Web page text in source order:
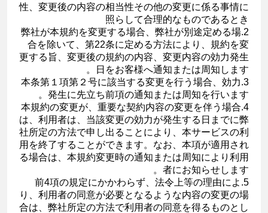
性、変更後の内容の相当性その他の変更に係る事情に
照らして合理的なものであるとき
2.弊社が本規約を変更する場合、弊社が別途定める場
合を除いて、第22条に定める方法により、規約を変
更する旨、変更後の規約の内容、変更内容の効力発生
日をお客様へ通知または周知します。
3.本条第１項第２号に該当する変更を行う場合、効力
発生に先立ち前項の通知または周知を行います。
4.本規約の変更が、重要な契約内容の変更を伴う場合
は、利用者は、当該変更の効力が発生する日までに弊
社所定の方法で申し出ることにより、本サービスの利
用を終了することができます。なお、本項が適用され
る場合は、本規約変更時の通知または周知により利用
者にお知らせします。
5.前4項の規定にかかわらず、法令上等の理由によ
り、利用者の同意が必要となるような内容の変更の場
合は、弊社所定の方法で利用者の同意を得るものとし